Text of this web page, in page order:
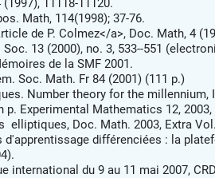
11118-11120.
Math, 114(1998); 37-76.
de P. Colmez</a>, Doc. Math, 4
13 (2000), no. 3, 533--551
de la SMF 2001.
Soc. Math. Fr 84 (2001) (111 p.)
Number theory for the millennium,
Experimental Mathematics 12, 2003,
Doc. Math. 2003, Extra
différenciées : la
du 9 au 11 mai 2007,